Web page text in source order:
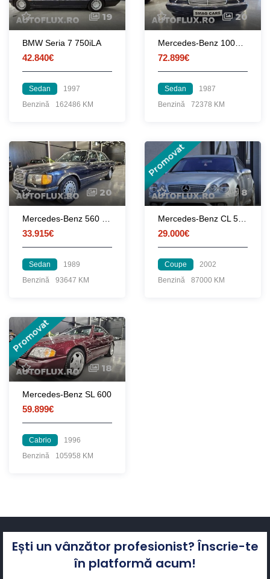
19
BMW Seria 7 750iLA
42.840€
Sedan
1997
Benzină
162486 KM
20
72.899€
Sedan
1987
Benzină
72378 KM
20
33.915€
Sedan
1989
Benzină
93647 KM
Promovat
8
29.000€
Coupe
2002
Benzină
87000 KM
Promovat
18
Mercedes-Benz SL 600
59.899€
Cabrio
1996
Benzină
105958 KM
Ești un vânzător profesionist? Înscrie-te
în platformă acum!